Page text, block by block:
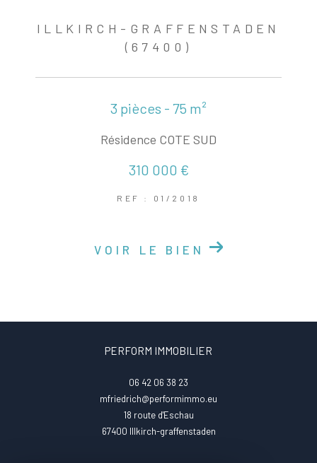
ILLKIRCH-GRAFFENSTADEN
(67400)
3 pièces - 75 m²
Résidence COTE SUD
310 000 €
REF : 01/2018
VOIR LE BIEN
PERFORM IMMOBILIER
06 42 06 38 23
mfriedrich@performimmo.eu
18 route d'Eschau
67400 illkirch-graffenstaden